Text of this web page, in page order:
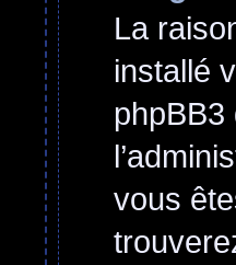
La
installé
phpBB3
vous